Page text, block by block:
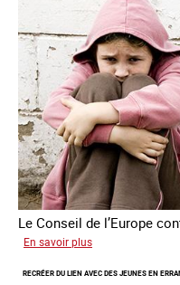
traite
des
êtres
humains
Le Conseil de l’Europe
En savoir plus
forcé
RECRÉER DU LIEN AVEC DES JEUNES EN